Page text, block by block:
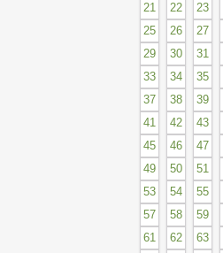
21
22 23
25
26 27
29
30 31
33
34 35
37
38 39
41
42 43
45
46 47
49
50 51
53
54 55
57
58 59
61
62 63